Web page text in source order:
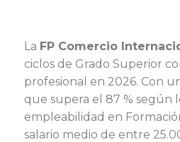
La FP Comercio
ciclos de Grado Superior
profesional en 2026. Con
que supera el 87 % según
empleabilidad en
salario medio de entre